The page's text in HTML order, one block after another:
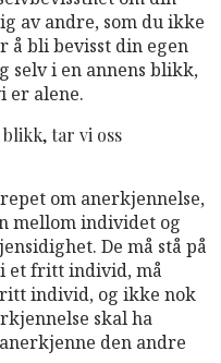
av andre, som du ikke
bli bevisst din egen
selv i en annens blikk,
er alene.
tar vi oss
om anerkjennelse,
mellom individet og
De må stå på
et fritt individ, må
individ, og ikke nok
skal ha
den andre